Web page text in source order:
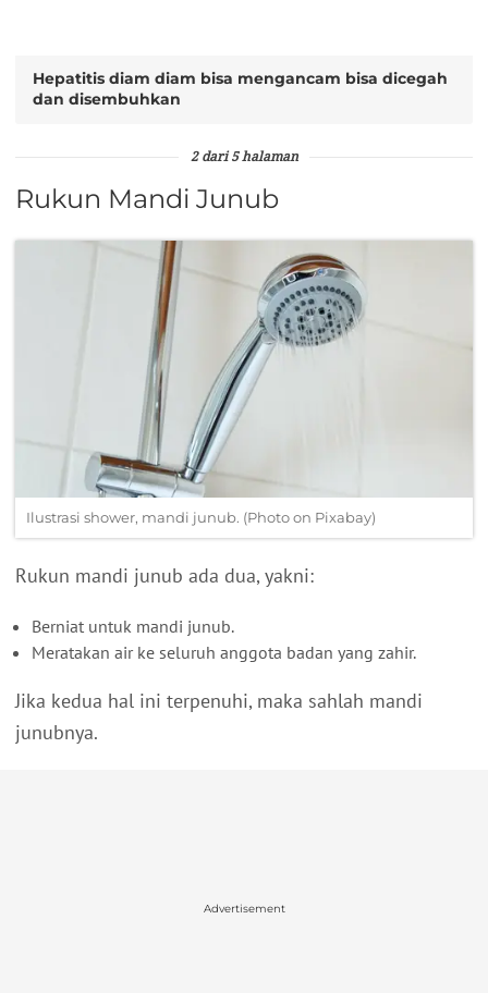
Hepatitis diam diam bisa mengancam bisa dicegah
dan disembuhkan
2 dari 5 halaman
Rukun Mandi Junub
Ilustrasi shower, mandi junub. (Photo on Pixabay)
Rukun mandi junub ada dua, yakni:
Berniat untuk mandi junub.
Meratakan air ke seluruh anggota badan yang zahir.
Jika kedua hal ini terpenuhi, maka sahlah mandi
junubnya.
Advertisement